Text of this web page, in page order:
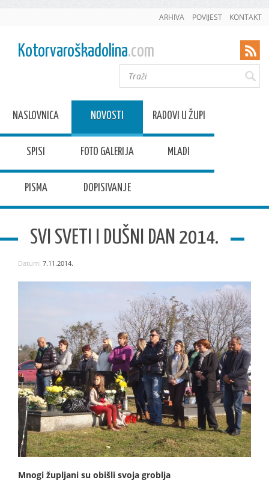
ARHIVA POVIJEST KONTAKT
Kotorvaroškadolina.com
NASLOVNICA NOVOSTI RADOVI U ŽUPI
SPISI FOTO GALERIJA MLADI
PISMA DOPISIVANJE
SVI SVETI I DUŠNI DAN 2014.
Datum: 7.11.2014.
Mnogi župljani su obišli svoja groblja